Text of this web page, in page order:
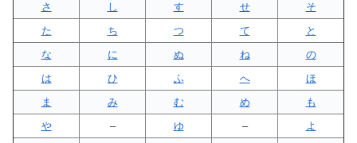
さ
し す せ
そ
た
ち つ て
と
な
に ぬ ね
の
は
ひ ふ へ
ほ
ま
み む め
も
や
– ゆ –
よ